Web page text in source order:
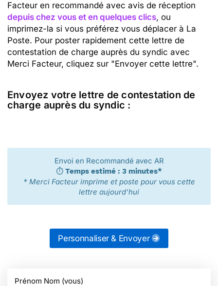
Facteur en recommandé avec avis de réception
depuis chez vous et en quelques clics, ou
imprimez-la si vous préférez vous déplacer à La
Poste. Pour poster rapidement cette lettre de
contestation de charge auprès du syndic avec
Merci Facteur, cliquez sur "Envoyer cette lettre".
Envoyez votre lettre de contestation de
charge auprès du syndic :
Envoi en Recommandé avec AR
⏱️ Temps estimé : 3 minutes*
* Merci Facteur imprime et poste pour vous cette
lettre aujourd'hui
Personnaliser & Envoyer
Prénom Nom (vous)